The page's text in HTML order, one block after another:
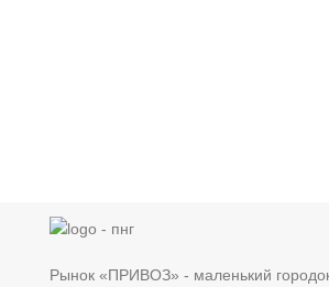
Рынок «ПРИВОЗ» - маленький